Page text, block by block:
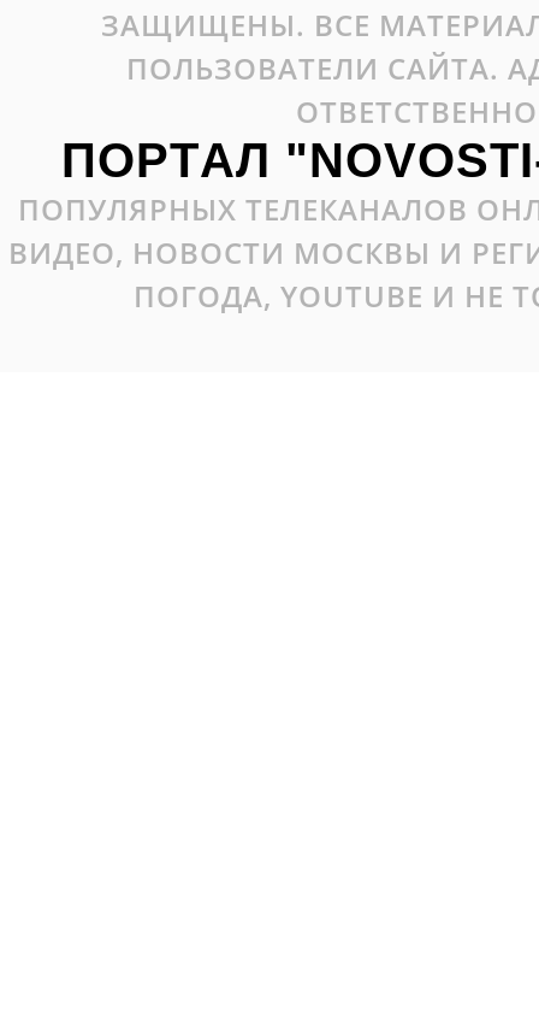
ЗАЩИЩЕНЫ. ВСЕ
ПОЛЬЗОВАТЕЛИ САЙТА.
ПОРТАЛ
ПОПУЛЯРНЫХ ТЕЛЕКАНАЛОВ
ВИДЕО, НОВОСТИ МОСКВЫ И
ПОГОДА, YOUTUBE И